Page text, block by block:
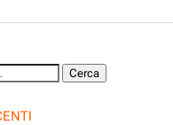
Cerca